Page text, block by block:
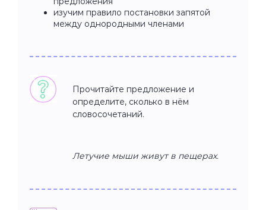
изучим правило постановки запятой
между однородными членами
Прочитайте предложение и
определите, сколько в нём
словосочетаний.
Летучие мыши живут в пещерах.